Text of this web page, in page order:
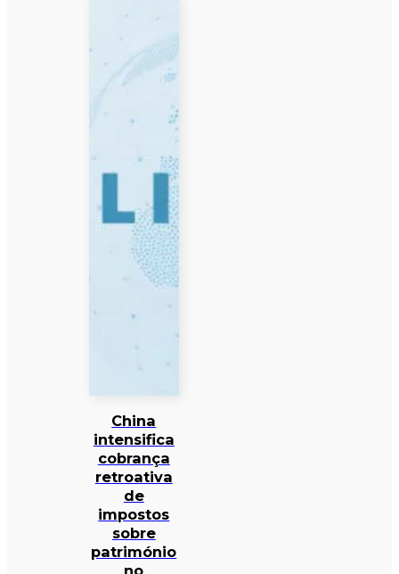
China
intensifica
cobrança
retroativa
de
impostos
sobre
património
no